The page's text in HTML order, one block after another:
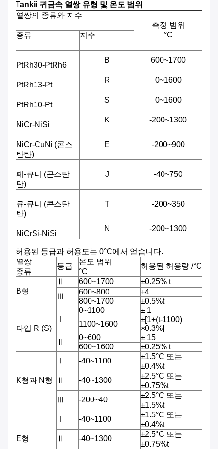
Tankii 귀금속 열쌍 유형 및 온도 범위
열쌍의 종류와 지수
측정 범위
°C
종류 지수
PtRh30-PtRh6
B 600~1700
PtRh13-Pt
R 0~1600
PtRh10-Pt
S 0~1600
NiCr-NiSi
K -200~1300
NiCr-CuNi (콘스
탄탄)
E -200~900
페-큐니 (콘스탄
탄)
J -40~750
큐-큐니 (콘스탄
탄)
T -200~350
NiCrSi-NiSi
N -200~1300
허용된 등급과 허용도는 0°C에서 얻습니다.
열쌍
종류
등급
온도 범위
°C
허용된 허용량 /°C
B형
Ⅱ 600~1700
±0.25% t
Ⅲ
600~800
±4
800~1700
±0.5%t
타입 R (S)
Ⅰ
0~1100
± 1
1100~1600
±[1+(t-1100)
×0.3%]
Ⅱ
0~600
± 15
600~1600
±0.25% t
K형과 N형
Ⅰ -40~1100
±1.5°C 또는
±0.4%t
Ⅱ
-40~1300
±2.5°C 또는
±0.75%t
Ⅲ
-200~40
±2.5°C 또는
±1.5%t
E형
Ⅰ -40~1100
±1.5°C 또는
±0.4%t
Ⅱ
-40~1300
±2.5°C 또는
±0.75%t